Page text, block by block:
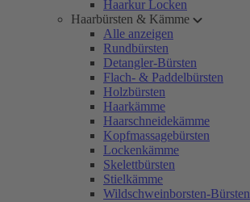
Haarkur Locken
Haarbürsten & Kämme
Alle anzeigen
Rundbürsten
Detangler-Bürsten
Flach- & Paddelbürsten
Holzbürsten
Haarkämme
Haarschneidekämme
Kopfmassagebürsten
Lockenkämme
Skelettbürsten
Stielkämme
Wildschweinborsten-Bürsten